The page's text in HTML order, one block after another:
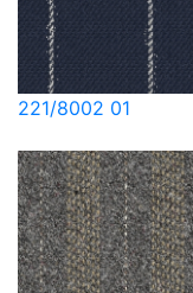
221/8002 01